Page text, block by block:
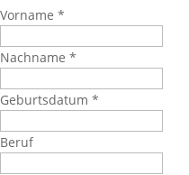
Vorname *
Nachname *
Geburtsdatum *
Beruf